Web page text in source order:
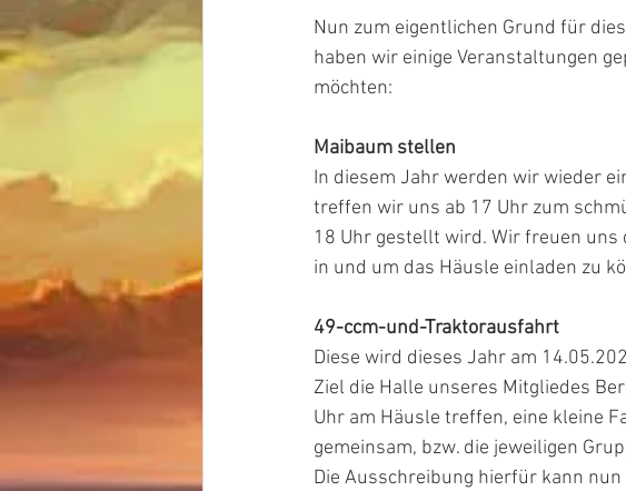
Nun zum eigentlichen Grund für
haben wir einige Veranstaltungen
möchten:
Maibaum stellen
In diesem Jahr werden wir wieder
treffen wir uns ab 17 Uhr zum
18 Uhr gestellt wird. Wir freuen
in und um das Häusle einladen zu
49-ccm-und-Traktorausfahrt
Diese wird dieses Jahr am
Ziel die Halle unseres Mitgliedes
Uhr am Häusle treffen, eine kleine
gemeinsam, bzw. die jeweiligen
Die Ausschreibung hierfür kann